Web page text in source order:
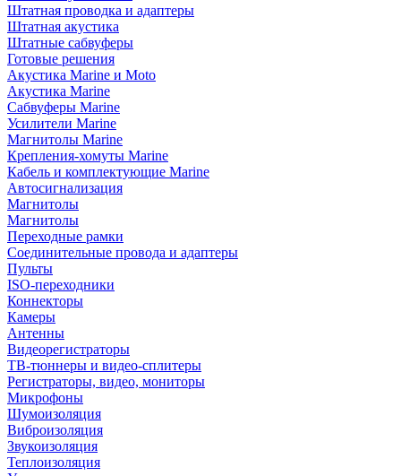
Штатная проводка и адаптеры
Штатная акустика
Штатные сабвуферы
Готовые решения
Акустика Marine и Moto
Акустика Marine
Сабвуферы Marine
Усилители Marine
Магнитолы Marine
Крепления-хомуты Marine
Кабель и комплектующие Marine
Автосигнализация
Магнитолы
Магнитолы
Переходные рамки
Соединительные провода и адаптеры
Пульты
ISO-переходники
Коннекторы
Камеры
Антенны
Видеорегистраторы
ТВ-тюннеры и видео-сплитеры
Регистраторы, видео, мониторы
Микрофоны
Шумоизоляция
Виброизоляция
Звукоизоляция
Теплоизоляция